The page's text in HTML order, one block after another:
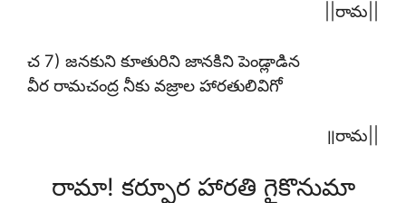
||రామ||
చ 7) జనకుని కూతురిని జానకిని పెండ్లాడిన
వీర రామచంద్ర నీకు వజ్రాల హారతులివిగో
॥రామ||
రామా! కర్పూర హారతి గైకొనుమా